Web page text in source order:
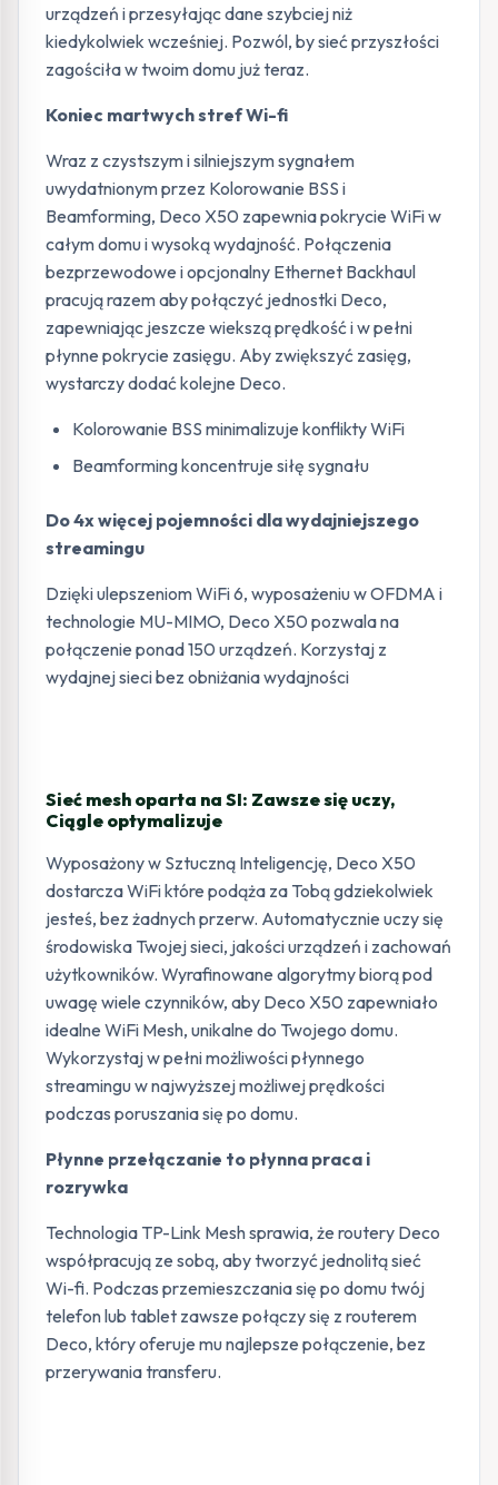
urządzeń i przesyłając dane szybciej niż
kiedykolwiek wcześniej. Pozwól, by sieć przyszłości
zagościła w twoim domu już teraz.
Koniec martwych stref Wi-fi
Wraz z czystszym i silniejszym sygnałem
uwydatnionym przez Kolorowanie BSS i
Beamforming, Deco X50 zapewnia pokrycie WiFi w
całym domu i wysoką wydajność. Połączenia
bezprzewodowe i opcjonalny Ethernet Backhaul
pracują razem aby połączyć jednostki Deco,
zapewniając jeszcze wiekszą prędkość i w pełni
płynne pokrycie zasięgu. Aby zwiększyć zasięg,
wystarczy dodać kolejne Deco.
Kolorowanie BSS minimalizuje konflikty WiFi
Beamforming koncentruje siłę sygnału
Do 4x więcej pojemności dla wydajniejszego
streamingu
Dzięki ulepszeniom WiFi 6, wyposażeniu w OFDMA i
technologie MU-MIMO, Deco X50 pozwala na
połączenie ponad 150 urządzeń. Korzystaj z
wydajnej sieci bez obniżania wydajności
Sieć mesh oparta na SI: Zawsze się uczy,
Ciągle optymalizuje
Wyposażony w Sztuczną Inteligencję, Deco X50
dostarcza WiFi które podąża za Tobą gdziekolwiek
jesteś, bez żadnych przerw. Automatycznie uczy się
środowiska Twojej sieci, jakości urządzeń i zachowań
użytkowników. Wyrafinowane algorytmy biorą pod
uwagę wiele czynników, aby Deco X50 zapewniało
idealne WiFi Mesh, unikalne do Twojego domu.
Wykorzystaj w pełni możliwości płynnego
streamingu w najwyższej możliwej prędkości
podczas poruszania się po domu.
Płynne przełączanie to płynna praca i
rozrywka
Technologia TP-Link Mesh sprawia, że routery Deco
współpracują ze sobą, aby tworzyć jednolitą sieć
Wi-fi. Podczas przemieszczania się po domu twój
telefon lub tablet zawsze połączy się z routerem
Deco, który oferuje mu najlepsze połączenie, bez
przerywania transferu.